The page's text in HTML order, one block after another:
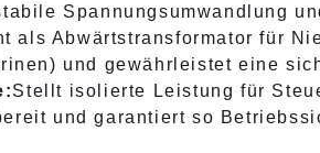
Spannungsumwandlung
als Abwärtstransformator für
und gewährleistet eine
Stellt isolierte Leistung für
und garantiert so